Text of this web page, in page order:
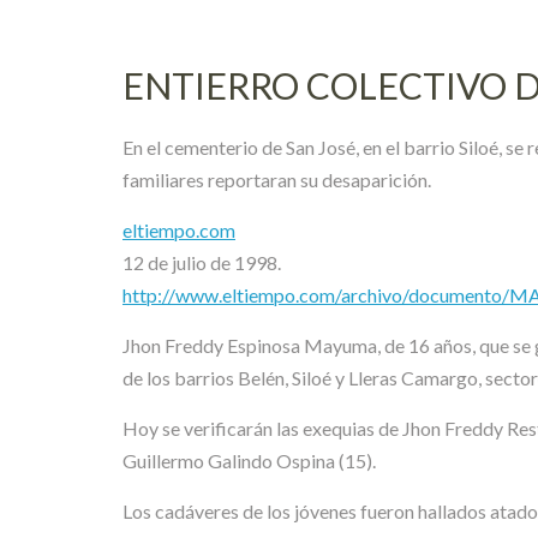
ENTIERRO COLECTIVO
En el cementerio de San José, en el barrio Siloé,
familiares reportaran su desaparición.
eltiempo.com
12 de julio de 1998.
http://www.eltiempo.com/archivo/documento/
Jhon Freddy Espinosa Mayuma, de 16 años, que
de los barrios Belén, Siloé y Lleras Camargo,
Hoy se verificarán las exequias de Jhon Freddy
Guillermo Galindo Ospina (15).
Los cadáveres de los jóvenes fueron hallados